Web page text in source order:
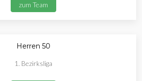
zum Team
Herren 50
1. Bezirksliga